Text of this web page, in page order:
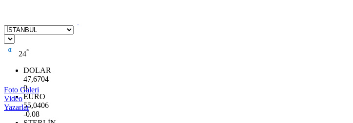
24°
DOLAR
47,6704
0
EURO
55,0406
-0.08
Foto Galeri
Video
Yazarlar